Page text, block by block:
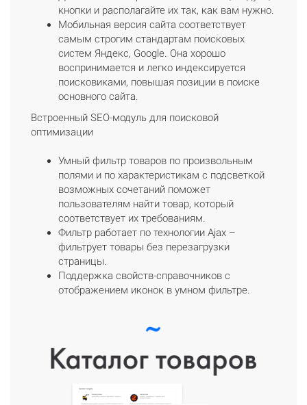
кнопки и располагайте их так, как вам нужно.
Мобильная версия сайта соответствует
самым строгим стандартам поисковых
систем Яндекс, Google. Она хорошо
воспринимается и легко индексируется
поисковиками, повышая позиции в поиске
основного сайта.
Встроенный SEO-модуль для поисковой
оптимизации
Умный фильтр товаров по произвольным
полями и по характеристикам с подсветкой
возможных сочетаний поможет
пользователям найти товар, который
соответствует их требованиям.
Фильтр работает по технологии Ajax –
фильтрует товары без перезагрузки
страницы.
Поддержка свойств-справочников с
отображением иконок в умном фильтре.